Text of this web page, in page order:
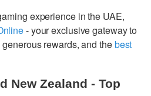
experience in the UAE,
- your exclusive gateway to
rewards, and thebest
New Zealand - Top